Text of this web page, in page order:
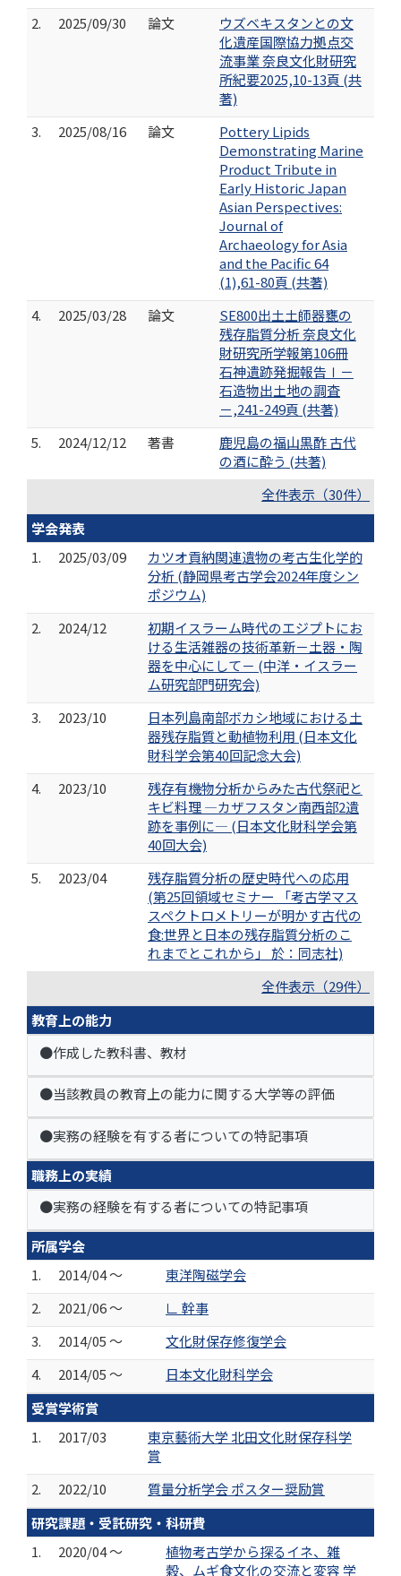
2.
2025/09/30 論文
ウズベキスタンとの文
化遺産国際協力拠点交
流事業 奈良文化財研究
所紀要2025,10-13頁 (共
著)
3.
2025/08/16 論文
Pottery Lipids
Demonstrating Marine
Product Tribute in
Early Historic Japan
Asian Perspectives:
Journal of
Archaeology for Asia
and the Pacific 64
(1),61-80頁 (共著)
4.
2025/03/28 論文
SE800出土土師器甕の
残存脂質分析 奈良文化
財研究所学報第106冊
石神遺跡発掘報告Ⅰ－
石造物出土地の調査
－,241-249頁 (共著)
5.
2024/12/12 著書
鹿児島の福山黒酢 古代
の酒に酔う (共著)
全件表示（30件）
学会発表
1.
2025/03/09
カツオ貢納関連遺物の考古生化学的
分析 (静岡県考古学会2024年度シン
ポジウム)
2.
2024/12
初期イスラーム時代のエジプトにお
ける生活雑器の技術革新－土器・陶
器を中心にして－ (中洋・イスラー
ム研究部門研究会)
3.
2023/10
日本列島南部ボカシ地域における土
器残存脂質と動植物利用 (日本文化
財科学会第40回記念大会)
4.
2023/10
残存有機物分析からみた古代祭祀と
キビ料理 ―カザフスタン南西部2遺
跡を事例に― (日本文化財科学会第
40回大会)
5.
2023/04
残存脂質分析の歴史時代への応用
(第25回領域セミナー 「考古学マス
スペクトロメトリーが明かす古代の
食:世界と日本の残存脂質分析のこ
れまでとこれから」 於：同志社)
全件表示（29件）
教育上の能力
●作成した教科書、教材
●当該教員の教育上の能力に関する大学等の評価
●実務の経験を有する者についての特記事項
職務上の実績
●実務の経験を有する者についての特記事項
所属学会
1.
2014/04 ～
東洋陶磁学会
2.
2021/06 ～
∟ 幹事
3.
2014/05 ～
文化財保存修復学会
4.
2014/05 ～
日本文化財科学会
受賞学術賞
1.
2017/03
東京藝術大学 北田文化財保存科学
賞
2.
2022/10
質量分析学会 ポスター奨励賞
研究課題・受託研究・科研費
1.
2020/04 ～
植物考古学から探るイネ、雑
穀、ムギ食文化の交流と変容 学